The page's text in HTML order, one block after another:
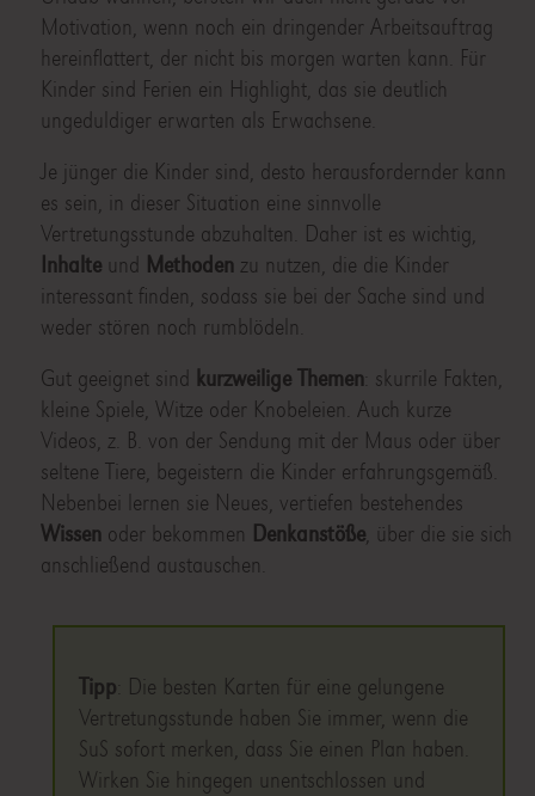
Motivation, wenn noch ein dringender Arbeitsauftrag
hereinflattert, der nicht bis morgen warten kann. Für
Kinder sind Ferien ein Highlight, das sie deutlich
ungeduldiger erwarten als Erwachsene.
Je jünger die Kinder sind, desto herausfordernder kann
es sein, in dieser Situation eine sinnvolle
Vertretungsstunde abzuhalten. Daher ist es wichtig,
Inhalteund Methoden zu nutzen, die die Kinder
interessant finden, sodass sie bei der Sache sind und
weder stören noch rumblödeln.
Gut geeignet sind kurzweilige Themen : skurrile Fakten,
kleine Spiele, Witze oder Knobeleien. Auch kurze
Videos, z. B. von der Sendung mit der Maus oder über
seltene Tiere, begeistern die Kinder erfahrungsgemäß.
Nebenbei lernen sie Neues, vertiefen bestehendes
Wissen oder bekommen Denkanstöße, über die sie sich
anschließend austauschen.
Tipp : Die besten Karten für eine gelungene
Vertretungsstunde haben Sie immer, wenn die
SuS sofort merken, dass Sie einen Plan haben.
Wirken Sie hingegen unentschlossen und